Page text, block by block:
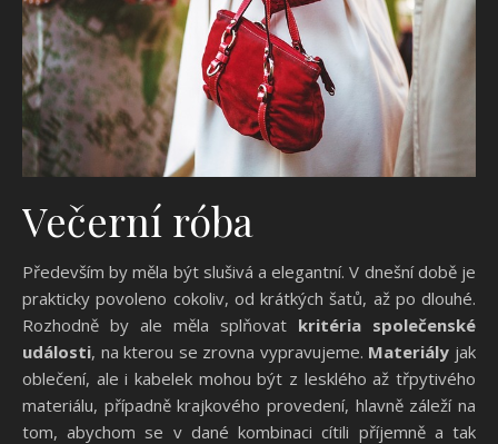
Večerní róba
Především by měla být slušivá a elegantní. V dnešní době je
prakticky povoleno cokoliv, od krátkých šatů, až po dlouhé.
Rozhodně by ale měla splňovat kritéria společenské
události, na kterou se zrovna vypravujeme. Materiály jak
oblečení, ale i kabelek mohou být z lesklého až třpytivého
materiálu, případně krajkového provedení, hlavně záleží na
tom, abychom se v dané kombinaci cítili příjemně a tak